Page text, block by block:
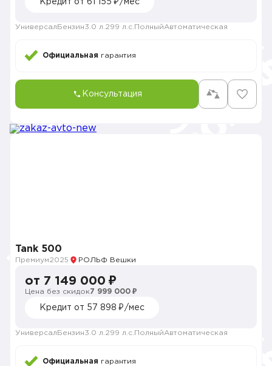
Кредит от 61 155 ₽/мес
Универсал Бензин3.0 л. 299 л.с. ПолныйАвтоматическая
Официальная гарантия
Консультация
Tank 500
Премиум2025 РОЛЬФ Вешки
от 7 149 000 ₽
Цена без скидок7 999 000 ₽
Кредит от 57 898 ₽/мес
Универсал Бензин3.0 л. 299 л.с. ПолныйАвтоматическая
Официальная гарантия